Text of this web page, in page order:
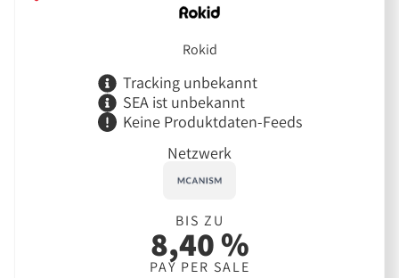
Rokid
Tracking unbekannt
SEA ist unbekannt
Keine Produktdaten-Feeds
Netzwerk
BIS ZU
8,40 %
PAY PER SALE